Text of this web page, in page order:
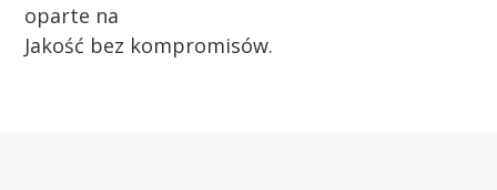
oparte na
Jakość bez kompromisów.